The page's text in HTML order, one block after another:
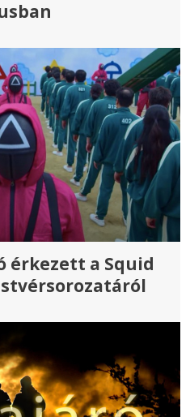
érkezett a Squid